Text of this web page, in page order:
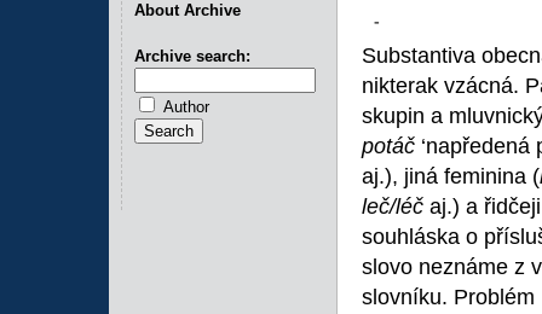
-
Substantiva
nikterak vzácná.
skupin a
potáč
aj.), jiná feminina (
leč/léč aj.) a
souhláska o
slovo neznáme z
slovníku. Problém
About Archive
Archive search:
Author